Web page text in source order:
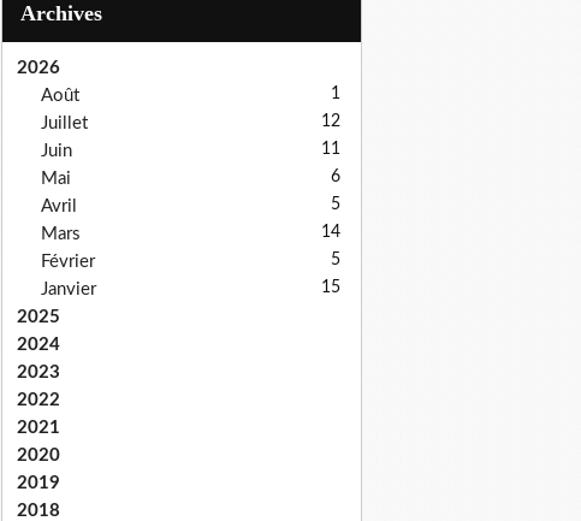
Archives
2026
Août
1
Juillet 12
Juin 11
Mai 6
Avril 5
Mars 14
Février 5
Janvier 15
2025
2024
2023
2022
2021
2020
2019
2018